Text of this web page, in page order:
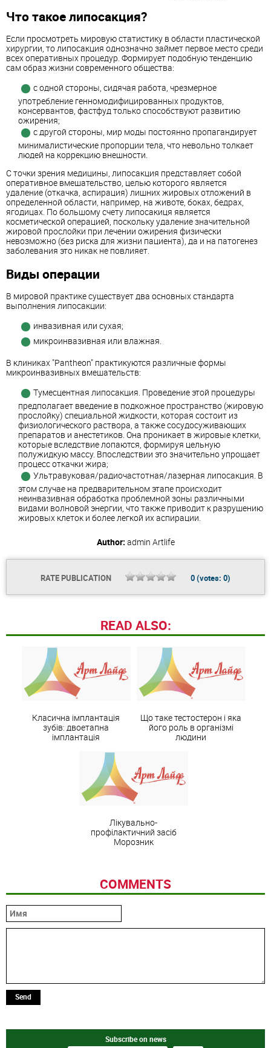
Что такое липосакция?
Если просмотреть мировую статистику в области пластической
хирургии, то липосакция однозначно займет первое место среди
всех оперативных процедур. Формирует подобную тенденцию
сам образ жизни современного общества:
с одной стороны, сидячая работа, чрезмерное
употребление генномодифицированных продуктов,
консервантов, фастфуд только способствуют развитию
ожирения;
с другой стороны, мир моды постоянно пропагандирует
минималистические пропорции тела, что невольно толкает
людей на коррекцию внешности.
С точки зрения медицины, липосакция представляет собой
оперативное вмешательство, целью которого является
удаление (откачка, аспирация) лишних жировых отложений в
определенной области, например, на животе, боках, бедрах,
ягодицах. По большому счету липосакиця является
косметической операцией, поскольку удаление значительной
жировой прослойки при лечении ожирения физически
невозможно (без риска для жизни пациента), да и на патогенез
заболевания это никак не повлияет.
Виды операции
В мировой практике существует два основных стандарта
выполнения липосакции:
инвазивная или сухая;
микроинвазивная или влажная.
В клиниках "Pantheon" практикуются различные формы
микроинвазивных вмешательств:
Тумесцентная липосакция. Проведение этой процедуры
предполагает введение в подкожное пространство (жировую
прослойку) специальной жидкости, которая состоит из
физиологического раствора, а также сосудосуживающих
препаратов и анестетиков. Она проникает в жировые клетки,
которые вследствие лопаются, формируя цельную
полужидкую массу. Впоследствии это значительно упрощает
процесс откачки жира;
Ультравуковая/радиочастотная/лазерная липосакция. В
этом случае на предварительном этапе происходит
неинвазивная обработка проблемной зоны различными
видами волновой энергии, что также приводит к разрушению
жировых клеток и более легкой их аспирации.
Author: admin Artlife
RATE PUBLICATION 0(votes: 0)
READ ALSO:
Класична імплантація
зубів: двоетапна
імплантація
Що таке тестостерон і яка
його роль в організмі
людини
Лікувально-
профілактичний засіб
Морозник
COMMENTS
Send
Subscribe on news